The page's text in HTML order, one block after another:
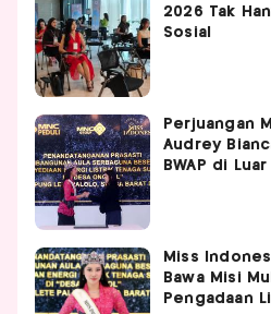
2026 Tak
Sosial
Perjuangan
Audrey
BWAP di
Miss
Bawa Misi
Pengadaan